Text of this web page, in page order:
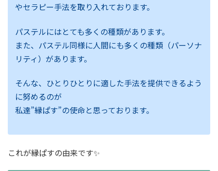
やセラピー手法を取り入れております。
パステルにはとても多くの種類があります。
また、パステル同様に人間にも多くの種類（パーソナ
リティ）があります。
そんな、ひとりひとりに適した手法を提供できるよう
に努めるのが
私達”縁ぱす”の使命と思っております。
これが縁ぱすの由来です✨️